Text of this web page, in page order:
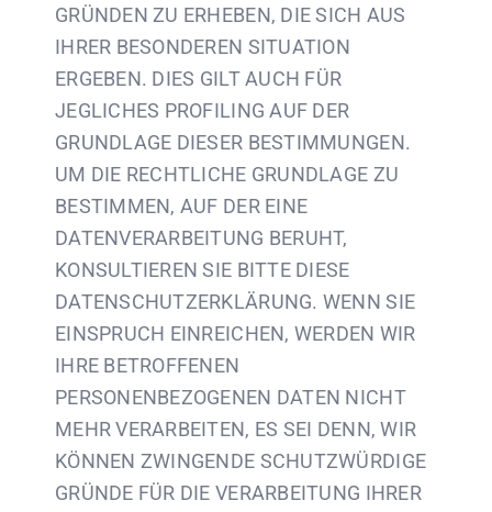
GRÜNDEN ZU ERHEBEN, DIE SICH AUS
IHRER BESONDEREN SITUATION
ERGEBEN. DIES GILT AUCH FÜR
JEGLICHES PROFILING AUF DER
GRUNDLAGE DIESER BESTIMMUNGEN.
UM DIE RECHTLICHE GRUNDLAGE ZU
BESTIMMEN, AUF DER EINE
DATENVERARBEITUNG BERUHT,
KONSULTIEREN SIE BITTE DIESE
DATENSCHUTZERKLÄRUNG. WENN SIE
EINSPRUCH EINREICHEN, WERDEN WIR
IHRE BETROFFENEN
PERSONENBEZOGENEN DATEN NICHT
MEHR VERARBEITEN, ES SEI DENN, WIR
KÖNNEN ZWINGENDE SCHUTZWÜRDIGE
GRÜNDE FÜR DIE VERARBEITUNG IHRER